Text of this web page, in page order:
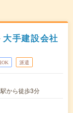
手建設会社
OK 派遣
から徒歩3分